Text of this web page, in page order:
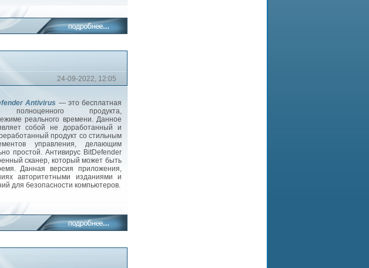
24-09-2022, 12:05
Antivirus — это бесплатная
полноценного продукта,
реального времени. Данное
собой не доработанный и
продукт со стильным
управления, делающим
простой. Антивирус BitDefender
сканер, который может быть
Данная версия приложения,
авторитетными изданиями и
для безопасности компьютеров.